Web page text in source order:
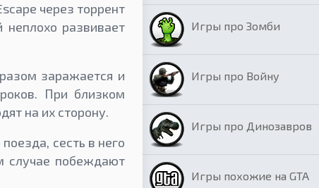
через торрент
неплохо развивает
заражается и
При близком
на их сторону.
сесть в него
случае побеждают
Игры про Зомби
Игры про Войну
Игры про Динозавров
Игры похожие на GTA